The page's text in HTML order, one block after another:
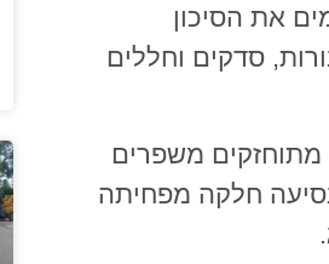
את הסיכון
סדקים וחללים
מתוחזקים משפרים
נסיעה חלקה מפחיתה